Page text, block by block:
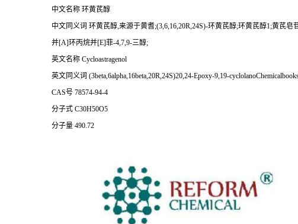
中文名称 环黄芪醇
中文同义词 环黄芪醇,来源于黄耆;(3,6,16,20R,24S)-环黄芪醇;环黄芪醇1;黄芪
并[A]环丙烷并[E]菲-4,7,9-三醇;
英文名称 Cycloastragenol
英文同义词 (3beta,6alpha,16beta,20R,24S)20,24-Epoxy-9,19-
CAS号 78574-94-4
分子式 C30H50O5
分子量 490.72